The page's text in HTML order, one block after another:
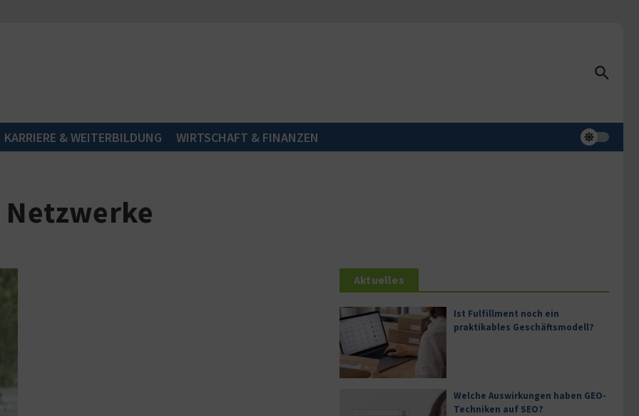
KARRIERE & WEITERBILDUNG WIRTSCHAFT & FINANZEN
Netzwerke
Aktuelles
Ist Fulfillment noch ein
praktikables Geschäftsmodell?
Welche Auswirkungen haben GEO-
Techniken auf SEO?